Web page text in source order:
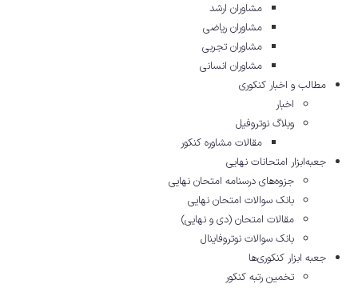
مشاوران ارشد
مشاوران ریاضی
مشاوران تجربی
مشاوران انسانی
مطالب و اخبار کنکوری
اخبار
وبلاگ نوتروفیل
مقالات مشاوره‌ کنکور
جعبه‌ابزار امتحانات نهایی
جزوه‌های درسنامه امتحان نهایی
بانک سوالات امتحان نهایی
مقالات امتحان (دی و نهایی)
بانک سوالات نوتروفاینال
جعبه ابزار کنکوری‌ها
تخمین رتبه کنکور